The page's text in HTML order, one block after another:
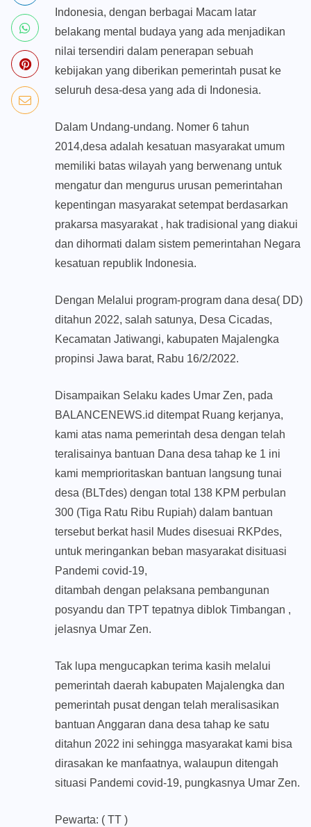
Indonesia, dengan berbagai Macam latar
belakang mental budaya yang ada menjadikan
nilai tersendiri dalam penerapan sebuah
kebijakan yang diberikan pemerintah pusat ke
seluruh desa-desa yang ada di Indonesia.
Dalam Undang-undang. Nomer 6 tahun
2014,desa adalah kesatuan masyarakat umum
memiliki batas wilayah yang berwenang untuk
mengatur dan mengurus urusan pemerintahan
kepentingan masyarakat setempat berdasarkan
prakarsa masyarakat , hak tradisional yang diakui
dan dihormati dalam sistem pemerintahan Negara
kesatuan republik Indonesia.
Dengan Melalui program-program dana desa( DD)
ditahun 2022, salah satunya, Desa Cicadas,
Kecamatan Jatiwangi, kabupaten Majalengka
propinsi Jawa barat, Rabu 16/2/2022.
Disampaikan Selaku kades Umar Zen, pada
BALANCENEWS.id ditempat Ruang kerjanya,
kami atas nama pemerintah desa dengan telah
teralisainya bantuan Dana desa tahap ke 1 ini
kami memprioritaskan bantuan langsung tunai
desa (BLTdes) dengan total 138 KPM perbulan
300 (Tiga Ratu Ribu Rupiah) dalam bantuan
tersebut berkat hasil Mudes disesuai RKPdes,
untuk meringankan beban masyarakat disituasi
Pandemi covid-19,
ditambah dengan pelaksana pembangunan
posyandu dan TPT tepatnya diblok Timbangan ,
jelasnya Umar Zen.
Tak lupa mengucapkan terima kasih melalui
pemerintah daerah kabupaten Majalengka dan
pemerintah pusat dengan telah meralisasikan
bantuan Anggaran dana desa tahap ke satu
ditahun 2022 ini sehingga masyarakat kami bisa
dirasakan ke manfaatnya, walaupun ditengah
situasi Pandemi covid-19, pungkasnya Umar Zen.
Pewarta: ( TT )